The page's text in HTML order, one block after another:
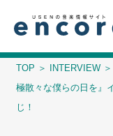
TOP INTERVIEW
極散々な僕らの日を』
じ！